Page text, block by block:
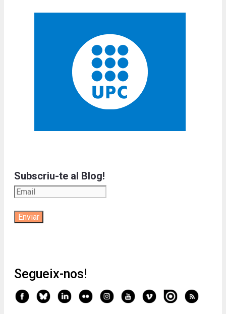
Subscriu-te al Blog!
Segueix-nos!